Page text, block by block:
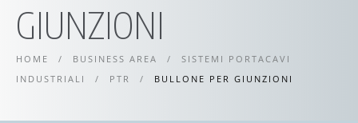
GIUNZIONI
HOME / BUSINESS AREA /
SISTEMI PORTACAVI
INDUSTRIALI
/ PTR / BULLONE PER GIUNZIONI